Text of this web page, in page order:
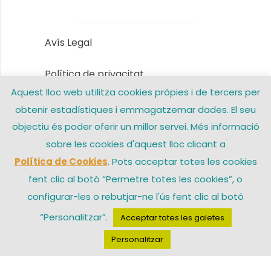
Avís Legal
Política de privacitat
Política de Cookies
Contacte
© 2026 Arxiprestat Santa Coloma de Gramenet – Una web de
Aquest lloc web utilitza cookies pròpies i de tercers per
obtenir estadístiques i emmagatzemar dades. El seu
objectiu és poder oferir un millor servei. Més informació
sobre les cookies d'aquest lloc clicant a
Política de Cookies. Pots acceptar totes les cookies
fent clic al botó “Permetre totes les cookies”, o
configurar-les o rebutjar-ne l'ús fent clic al botó
“Personalitzar”.
Acceptar totes les galetes
Personalitzar